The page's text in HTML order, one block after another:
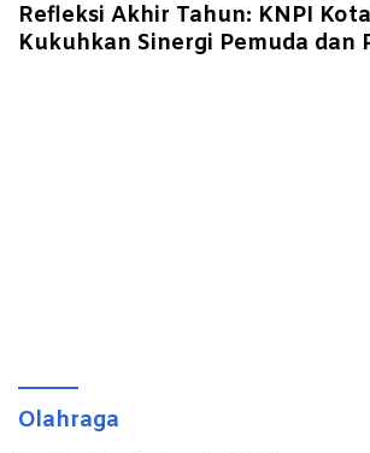
Refleksi Akhir Tahun: KNPI
Kukuhkan Sinergi Pemuda dan
Olahraga